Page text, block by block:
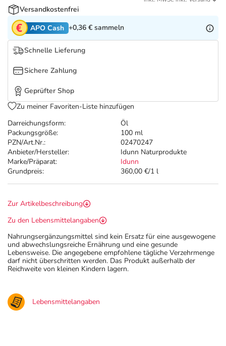
Tierapotheke
Marken
Salus Deals
Darreichungsform:
Öl
Packungsgröße:
100 ml
PZN/Art.Nr.:
02470247
Anbieter/Hersteller:
Idunn Naturprodukte
Marke/Präparat:
Idunn
Grundpreis:
360,00 €/1 l
Versandkostenfrei
APO Cash +0,36 € sammeln
Schnelle Lieferung
Sichere Zahlung
Geprüfter Shop
Zu meiner Favoriten-Liste hinzufügen
Zur Artikelbeschreibung
Zu den Lebensmittelangaben
Nahrungsergänzungsmittel sind kein Ersatz für eine ausgewogene
und abwechslungsreiche Ernährung und eine gesunde
Lebensweise. Die angegebene empfohlene tägliche Verzehrmenge
darf nicht überschritten werden. Das Produkt außerhalb der
Reichweite von kleinen Kindern lagern.
Lebensmittelangaben